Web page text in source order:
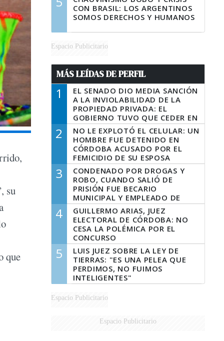
su
que
CON BRASIL: LOS ARGENTINOS
SOMOS DERECHOS Y HUMANOS
Espacio Publicitario
MÁS LEÍDAS DE PERFIL
1
EL SENADO DIO MEDIA SANCIÓN
A LA INVIOLABILIDAD DE LA
PROPIEDAD PRIVADA: EL
GOBIERNO TUVO QUE CEDER EN
LA LEY DEL MANEJO DEL FUEGO
2
NO LE EXPLOTÓ EL CELULAR: UN
HOMBRE FUE DETENIDO EN
CÓRDOBA ACUSADO POR EL
FEMICIDIO DE SU ESPOSA
3
CONDENADO POR DROGAS Y
ROBO, CUANDO SALIÓ DE
PRISIÓN FUE BECARIO
MUNICIPAL Y EMPLEADO DE
SENAF
4
GUILLERMO ARIAS, JUEZ
ELECTORAL DE CÓRDOBA: NO
CESA LA POLÉMICA POR EL
CONCURSO
5
LUIS JUEZ SOBRE LA LEY DE
TIERRAS: "ES UNA PELEA QUE
PERDIMOS, NO FUIMOS
INTELIGENTES"
Espacio Publicitario
Espacio Publicitario